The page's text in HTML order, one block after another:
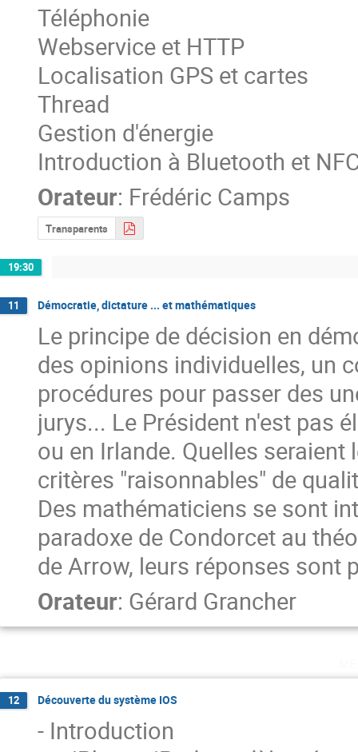
Téléphonie
Webservice et HTTP
Localisation GPS et cartes
Thread
Gestion d'énergie
Introduction à Bluetooth et
Orateur: Frédéric Camps
Transparents
19:30
11 Démocratie, dictature ... et mathématiques
Le principe de décision en
des opinions individuelles, un
procédures pour passer des
jurys... Le Président n'est pas
ou en Irlande. Quelles
critères "raisonnables" de
Des mathématiciens se sont
paradoxe de Condorcet au
de Arrow, leurs réponses sont
Orateur: Gérard Grancher
12 Découverte du système IOS
- Introduction